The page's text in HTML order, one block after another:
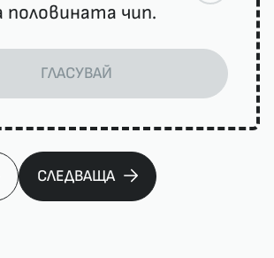
половината чип.
ГЛАСУВАЙ
СЛЕДВАЩА